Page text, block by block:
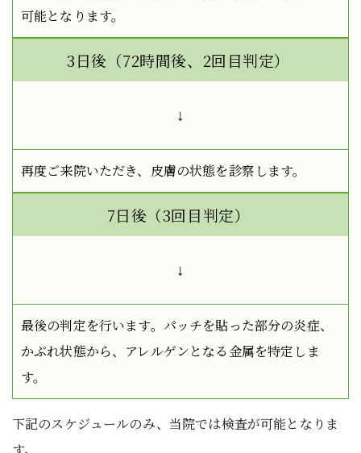
可能となります。
3日後（72時間後、2回目判定）
↓
再度ご来院いただき、皮膚の状態を診察します。
7日後（3回目判定）
↓
最後の判定を行います。パッチを貼った部分の炎症、
かぶれ状態から、アレルゲンとなる金属を特定しま
す。
下記のスケジュールのみ、当院では検査が可能となりま